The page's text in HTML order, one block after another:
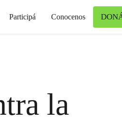
Participá Conocenos
la